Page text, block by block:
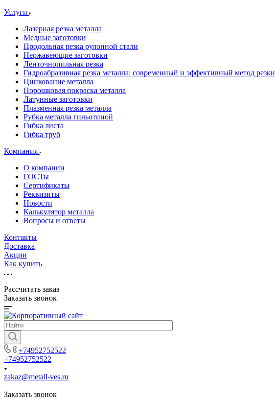
Услуги
Лазерная резка металла
Медные заготовки
Продольная резка рулонной стали
Нержавеющие заготовки
Ленточнопильная резка
Гидроабразивная резка металла: современный и эффективный метод резки
Цинкование металла
Порошковая покраска металла
Латунные заготовки
Плазменная резка металла
Рубка металла гильотиной
Гибка листа
Гибка труб
Компания
О компании
ГОСТы
Сертификаты
Реквизиты
Новости
Калькулятор металла
Вопросы и ответы
Контакты
Доставка
Акции
Как купить
Рассчитать заказ
Заказать звонок
+74952752522
+74952752522
zakaz@metall-ves.ru
Заказать звонок